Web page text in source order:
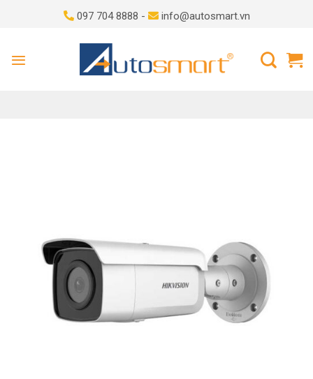
097 704 8888 - info@autosmart.vn